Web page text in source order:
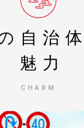
先変更のご連絡を
、転送先に指定した
よりお受け取りいた
ねます。
認くださいますよう
自治
魅力
CHARM